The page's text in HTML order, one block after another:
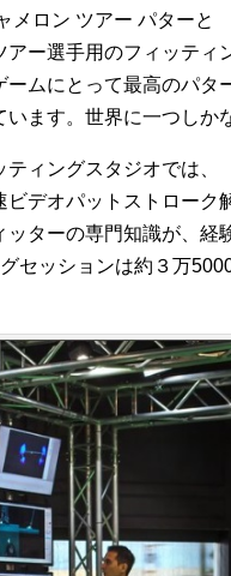
メロン ツアー パターと
ー選手用のフィッティ
ムにとって最高のパタ
ます。世界に一つしか
ィングスタジオでは、
ビデオパットストローク
ターの専門知識が、経
セッションは約３万5000